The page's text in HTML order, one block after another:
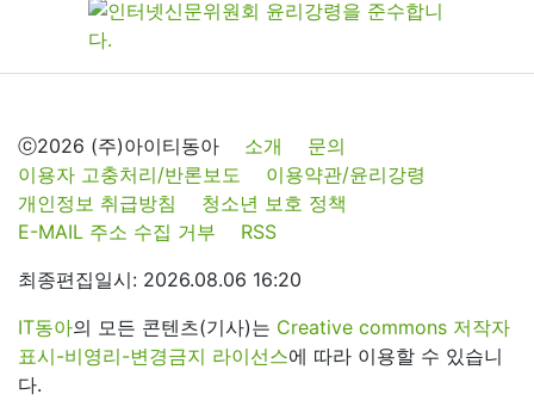
ⓒ2026 (주)아이티동아 소개
문의
이용자 고충처리/반론보도
이용약관/윤리강령
개인정보 취급방침
청소년 보호 정책
E-MAIL 주소 수집 거부
RSS
최종편집일시: 2026.08.06 16:20
IT동아의 모든 콘텐츠(기사)는 Creative commons 저작자
표시-비영리-변경금지 라이선스에 따라 이용할 수 있습니
다.